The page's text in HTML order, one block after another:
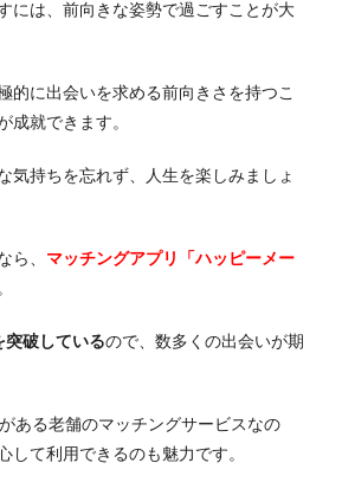
には、前向きな姿勢で過ごすことが大
的に出会いを求める前向きさを持つこ
成就できます。
気持ちを忘れず、人生を楽しみましょ
ら、 マッチングアプリ「ハッピーメー
突破しているので、数多くの出会いが期
ある老舗のマッチングサービスなの
して利用できるのも魅力です。